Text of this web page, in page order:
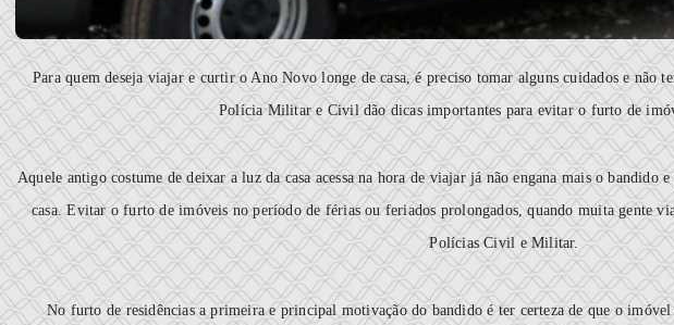
Para quem deseja viajar e curtir o Ano Novo longe de casa, é preciso tomar alguns cuidados e não
Polícia Militar e Civil dão dicas importantes para evitar o furto de
Aquele antigo costume de deixar a luz da casa acessa na hora de viajar já não engana mais o bandido
casa. Evitar o furto de imóveis no período de férias ou feriados prolongados, quando muita gente
Polícias Civil e Militar.
No furto de residências a primeira e principal motivação do bandido é ter certeza de que o